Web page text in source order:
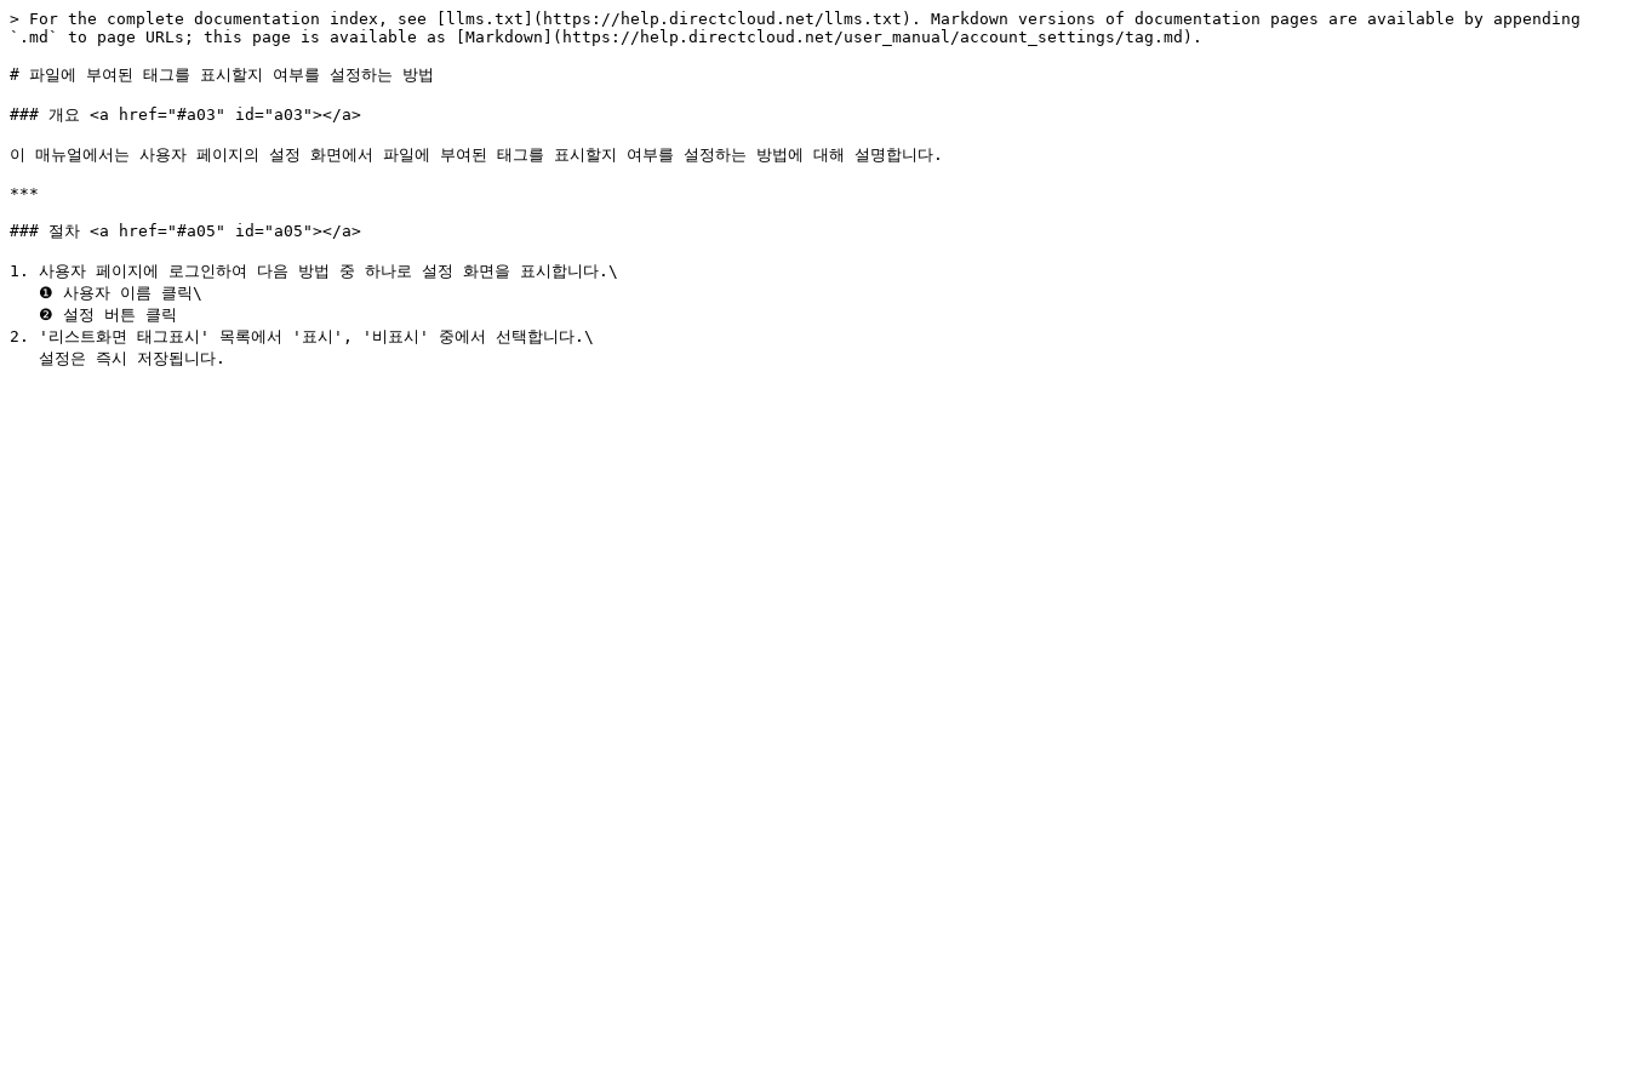
> For the complete documentation index, see [llms.txt](https://help.directcloud.net/llms.txt). Markdown versions of documentation pages are available by appending
`.md` to page URLs; this page is available as [Markdown](https://help.directcloud.net/user_manual/account_settings/tag.md).
# 파일에 부여된 태그를 표시할지 여부를 설정하는 방법
### 개요 <a href="#a03" id="a03"></a>
이 매뉴얼에서는 사용자 페이지의 설정 화면에서 파일에 부여된 태그를 표시할지 여부를 설정하는 방법에 대해 설명합니다.
***
### 절차 <a href="#a05" id="a05"></a>
1. 사용자 페이지에 로그인하여 다음 방법 중 하나로 설정 화면을 표시합니다.\
2. '리스트화면 태그표시' 목록에서 '표시', '비표시' 중에서 선택합니다.\